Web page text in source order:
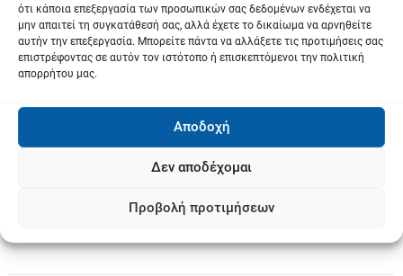
ότι κάποια επεξεργασία των προσωπικών σας δεδομένων ενδέχεται να
μην απαιτεί τη συγκατάθεσή σας, αλλά έχετε το δικαίωμα να αρνηθείτε
αυτήν την επεξεργασία. Μπορείτε πάντα να αλλάξετε τις προτιμήσεις σας
επιστρέφοντας σε αυτόν τον ιστότοπο ή επισκεπτόμενοι την πολιτική
απορρήτου μας.
Αποδοχή
Δεν αποδέχομαι
Προβολή προτιμήσεων